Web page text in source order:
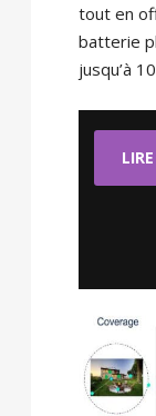
tout en
batterie
jusqu’à
LIRE